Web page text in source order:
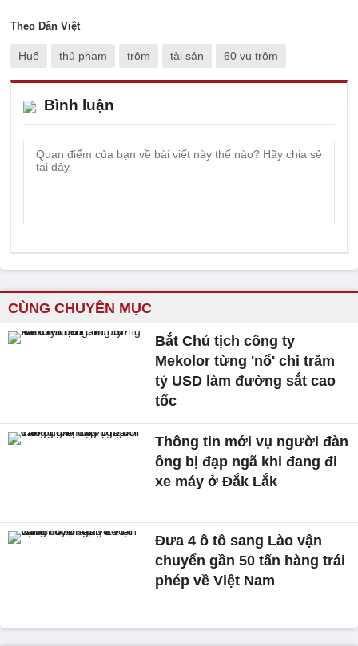
Theo Dân Việt
Huế thủ phạm trộm tài sản 60 vụ trộm
Bình luận
CÙNG CHUYÊN MỤC
Bắt Chủ tịch công ty
Mekolor từng 'nổ' chi trăm
tỷ USD làm đường sắt cao
tốc
Thông tin mới vụ người đàn
ông bị đạp ngã khi đang đi
xe máy ở Đắk Lắk
Đưa 4 ô tô sang Lào vận
chuyển gần 50 tấn hàng trái
phép về Việt Nam